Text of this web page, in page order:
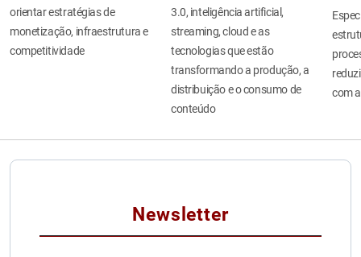
orientar estratégias de
monetização, infraestrutura e
competitividade
3.0, inteligência artificial,
streaming, cloud e as
tecnologias que estão
transformando a produção, a
distribuição e o consumo de
conteúdo
com
Newsletter